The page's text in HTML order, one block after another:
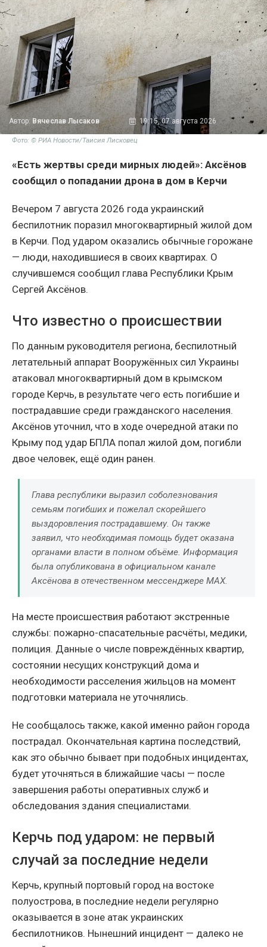
Автор: Вячеслав Лысаков 19:15, 07 августа 2026
Фото: © РИА Новости/Таисия Лисковец
«Есть жертвы среди мирных людей»: Аксёнов
сообщил о попадании дрона в дом в Керчи
Вечером 7 августа 2026 года украинский
беспилотник поразил многоквартирный жилой дом
в Керчи. Под ударом оказались обычные горожане
— люди, находившиеся в своих квартирах. О
случившемся сообщил глава Республики Крым
Сергей Аксёнов.
Что известно о происшествии
По данным руководителя региона, беспилотный
летательный аппарат Вооружённых сил Украины
атаковал многоквартирный дом в крымском
городе Керчь, в результате чего есть погибшие и
пострадавшие среди гражданского населения.
Аксёнов уточнил, что в ходе очередной атаки по
Крыму под удар БПЛА попал жилой дом, погибли
двое человек, ещё один ранен.
Глава республики выразил соболезнования
семьям погибших и пожелал скорейшего
выздоровления пострадавшему. Он также
заявил, что необходимая помощь будет оказана
органами власти в полном объёме. Информация
была опубликована в официальном канале
Аксёнова в отечественном мессенджере MAX.
На месте происшествия работают экстренные
службы: пожарно-спасательные расчёты, медики,
полиция. Данные о числе повреждённых квартир,
состоянии несущих конструкций дома и
необходимости расселения жильцов на момент
подготовки материала не уточнялись.
Не сообщалось также, какой именно район города
пострадал. Окончательная картина последствий,
как это обычно бывает при подобных инцидентах,
будет уточняться в ближайшие часы — после
завершения работы оперативных служб и
обследования здания специалистами.
Керчь под ударом: не первый
случай за последние недели
Керчь, крупный портовый город на востоке
полуострова, в последние недели регулярно
оказывается в зоне атак украинских
беспилотников. Нынешний инцидент — далеко не